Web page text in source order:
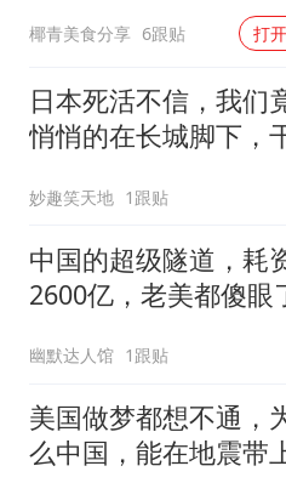
椰青美食分享 6跟贴 打
日本死活不信，我们
悄悄的在长城脚下，
妙趣笑天地 1跟贴
中国的超级隧道，耗
2600亿，老美都傻眼
幽默达人馆 1跟贴
美国做梦都想不通，
么中国，能在地震带